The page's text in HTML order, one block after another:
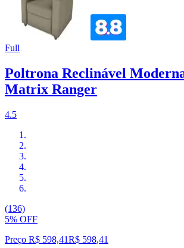
Full
Poltrona Reclinável
Matrix Ranger
4.5
(136)
5% OFF
Preço R$ 598,41R$ 598,41